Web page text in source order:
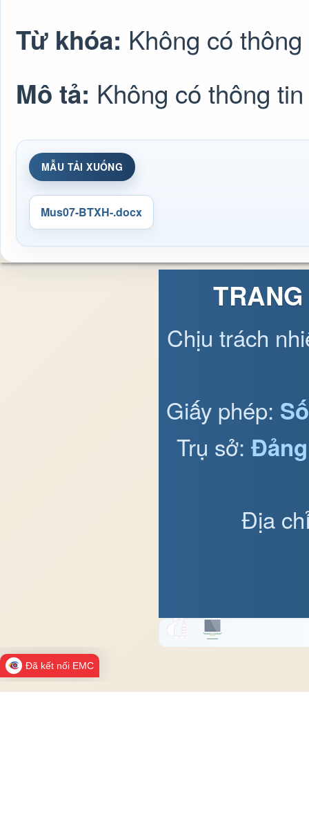
Từ khóa: Không có
Mô tả: Không có thông tin
MẪU TẢI XUỐNG
Mus07-BTXH-.docx
Chịu trách
Giấy phép:
Trụ sở:
Địa
Đã kết nối EMC